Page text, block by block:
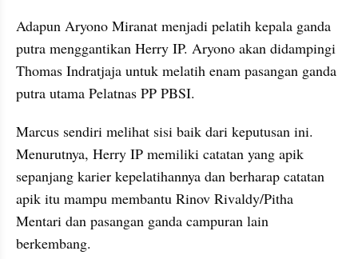
Adapun Aryono Miranat menjadi pelatih kepala ganda
putra menggantikan Herry IP. Aryono akan didampingi
Thomas Indratjaja untuk melatih enam pasangan ganda
putra utama Pelatnas PP PBSI.
Marcus sendiri melihat sisi baik dari keputusan ini.
Menurutnya, Herry IP memiliki catatan yang apik
sepanjang karier kepelatihannya dan berharap catatan
apik itu mampu membantu Rinov Rivaldy/Pitha
Mentari dan pasangan ganda campuran lain
berkembang.